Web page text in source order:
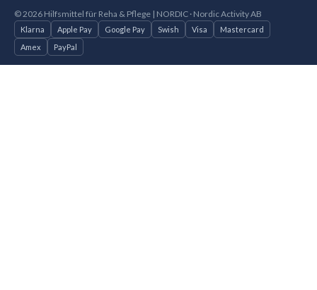
© 2026 Hilfsmittel für Reha & Pflege | NORDIC · Nordic Activity AB
Klarna Apple Pay Google Pay Swish Visa
Mastercard
Amex
PayPal